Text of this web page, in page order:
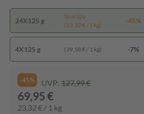
24X125 g
Spartipp
(23,32 € / 1 kg)
-45%
4X125 g (39,58 € / 1 kg) -7%
-45% UVP: 127,99 €
69,95 €
23,32 € / 1 kg